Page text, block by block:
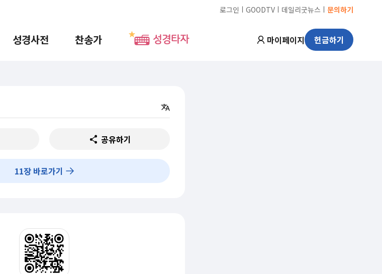
로그인 ㅣ GOODTV ㅣ 데일리굿뉴스 ㅣ 문의하기
성경사전 찬송가 성경타자 마이페이지 헌금하기
공유하기
11장 바로가기